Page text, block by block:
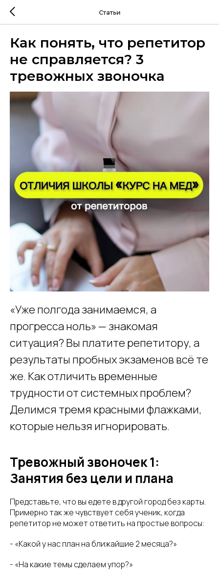
Статьи
Как понять, что репетитор
не справляется? 3
тревожных звоночка
«Уже полгода занимаемся, а
прогресса ноль» — знакомая
ситуация? Вы платите репетитору, а
результаты пробных экзаменов всё те
же. Как отличить временные
трудности от системных проблем?
Делимся тремя красными флажками,
которые нельзя игнорировать.
Тревожный звоночек 1:
Занятия без цели и плана
Представьте, что вы едете в другой город без карты.
Примерно так же чувствует себя ученик, когда
репетитор не может ответить на простые вопросы:
- «Какой у нас план на ближайшие 2 месяца?»
- «На какие темы сделаем упор?»